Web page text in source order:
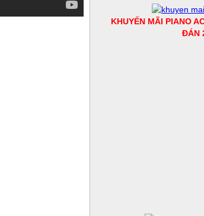
KHUYẾN MÃI PIANO
ĐÁN